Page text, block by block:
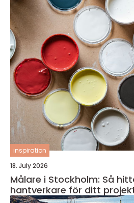
inspiration
18. July 2026
Målare i Stockholm: Så
hantverkare för ditt